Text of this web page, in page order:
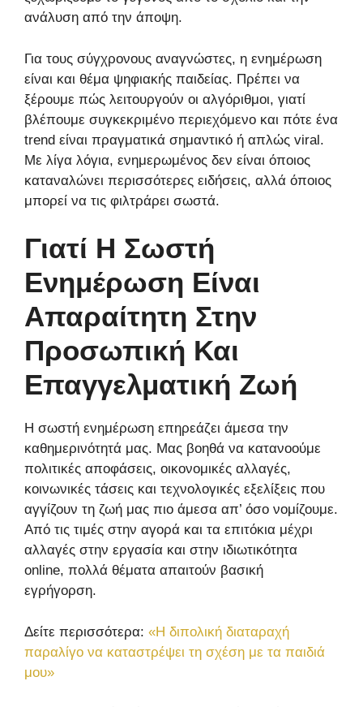
ανάλυση από την άποψη.
Για τους σύγχρονους αναγνώστες, η ενημέρωση
είναι και θέμα ψηφιακής παιδείας. Πρέπει να
ξέρουμε πώς λειτουργούν οι αλγόριθμοι, γιατί
βλέπουμε συγκεκριμένο περιεχόμενο και πότε ένα
trend είναι πραγματικά σημαντικό ή απλώς viral.
Με λίγα λόγια, ενημερωμένος δεν είναι όποιος
καταναλώνει περισσότερες ειδήσεις, αλλά όποιος
μπορεί να τις φιλτράρει σωστά.
Γιατί Η Σωστή
Ενημέρωση Είναι
Απαραίτητη Στην
Προσωπική Και
Επαγγελματική Ζωή
Η σωστή ενημέρωση επηρεάζει άμεσα την
καθημερινότητά μας. Μας βοηθά να κατανοούμε
πολιτικές αποφάσεις, οικονομικές αλλαγές,
κοινωνικές τάσεις και τεχνολογικές εξελίξεις που
αγγίζουν τη ζωή μας πιο άμεσα απ’ όσο νομίζουμε.
Από τις τιμές στην αγορά και τα επιτόκια μέχρι
αλλαγές στην εργασία και στην ιδιωτικότητα
online, πολλά θέματα απαιτούν βασική
εγρήγορση.
Δείτε περισσότερα: «Η διπολική διαταραχή
παραλίγο να καταστρέψει τη σχέση με τα παιδιά
μου»